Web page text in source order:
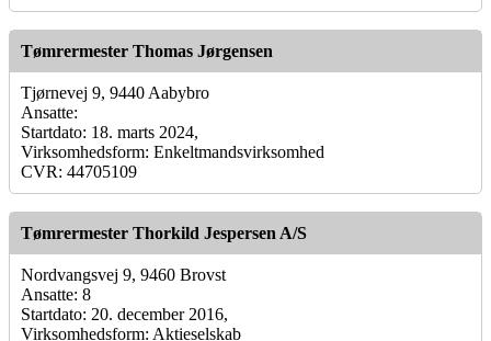
Tømrermester Thomas Jørgensen
Tjørnevej 9, 9440 Aabybro
Ansatte:
Startdato: 18. marts 2024,
Virksomhedsform: Enkeltmandsvirksomhed
CVR: 44705109
Tømrermester Thorkild Jespersen A/S
Nordvangsvej 9, 9460 Brovst
Ansatte: 8
Startdato: 20. december 2016,
Virksomhedsform: Aktieselskab